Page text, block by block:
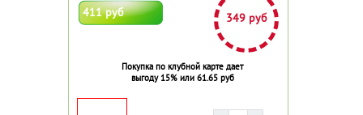
411 руб 349 руб
Покупка по клубной карте дает
выгоду 15% или 61.65 руб